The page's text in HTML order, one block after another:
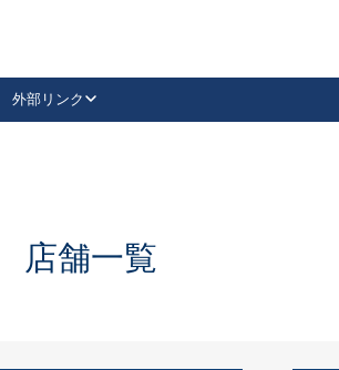
抗ウイルス・抗菌製品
外部リンク
LinkedIn店舗一覧